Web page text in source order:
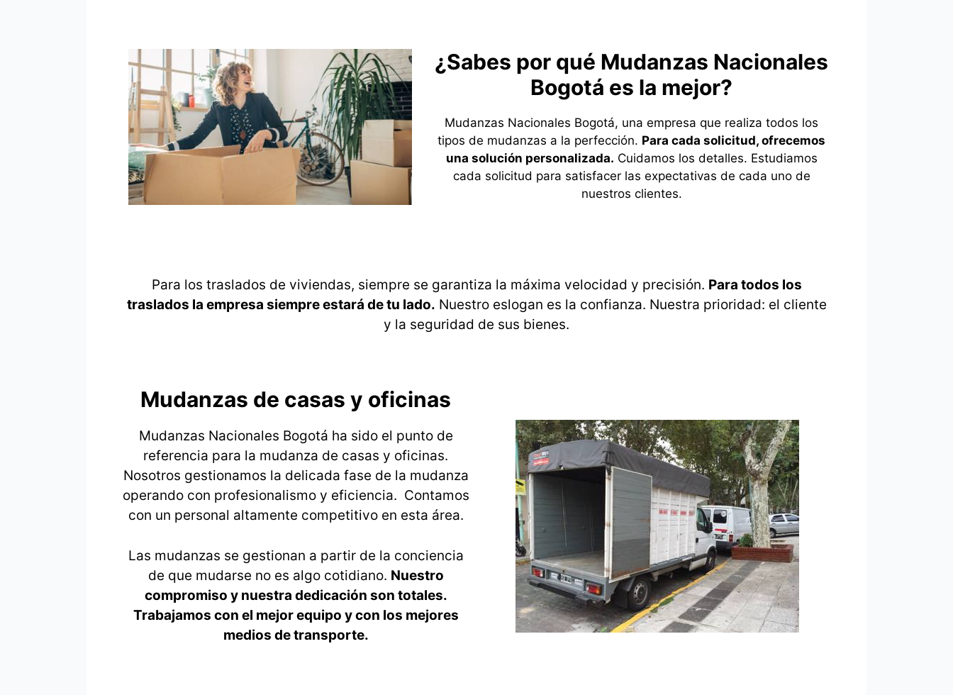
¿Sabes por qué Mudanzas Nacionales
Bogotá es la mejor?
Mudanzas Nacionales Bogotá, una empresa que realiza todos los
tipos de mudanzas a la perfección. Para cada solicitud, ofrecemos
una solución personalizada. Cuidamos los detalles. Estudiamos
cada solicitud para satisfacer las expectativas de cada uno de
nuestros clientes.
Para los traslados de viviendas, siempre se garantiza la máxima velocidad y precisión. Para todos los
traslados la empresa siempre estará de tu lado. Nuestro eslogan es la confianza. Nuestra prioridad: el cliente
y la seguridad de sus bienes.
Mudanzas de casas y oficinas
Mudanzas Nacionales Bogotá ha sido el punto de
referencia para la mudanza de casas y oficinas.
Nosotros gestionamos la delicada fase de la mudanza
operando con profesionalismo y eficiencia. Contamos
con un personal altamente competitivo en esta área.
Las mudanzas se gestionan a partir de la conciencia
de que mudarse no es algo cotidiano. Nuestro
compromiso y nuestra dedicación son totales.
Trabajamos con el mejor equipo y con los mejores
medios de transporte.